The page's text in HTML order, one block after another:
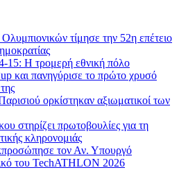
τίμησε την 52η επέτειο
15: Η τρομερή εθνική πόλο
και πανηγύρισε το πρώτο χρυσό
ορκίστηκαν αξιωματικοί των
στηρίζει πρωτοβουλίες για τη
κληρονομιάς
τον Αν. Υπουργό
του TechATHLON 2026